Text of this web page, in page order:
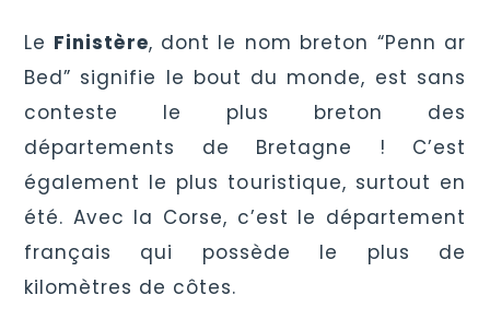
Le Finistère, dont le nom breton “Penn ar
Bed” signifie le bout du monde, est sans
conteste le plus breton des
départements de Bretagne ! C’est
également le plus touristique, surtout en
été. Avec la Corse, c’est le département
français qui possède le plus de
kilomètres de côtes.